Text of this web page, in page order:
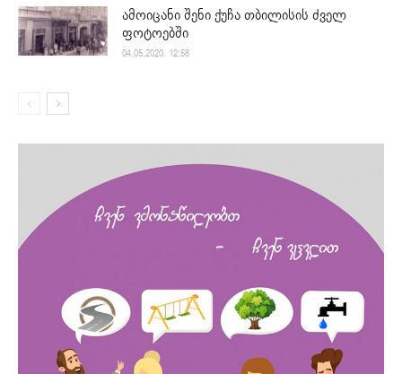
ამოიცანი შენი ქუჩა თბილისის ძველ
ფოტოებში
04.05.2020. 12:58